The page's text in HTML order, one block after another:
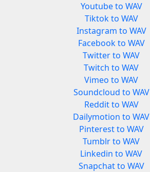
Youtube to WAV
Tiktok to WAV
Instagram to WAV
Facebook to WAV
Twitter to WAV
Twitch to WAV
Vimeo to WAV
Soundcloud to WAV
Reddit to WAV
Dailymotion to WAV
Pinterest to WAV
Tumblr to WAV
Linkedin to WAV
Snapchat to WAV